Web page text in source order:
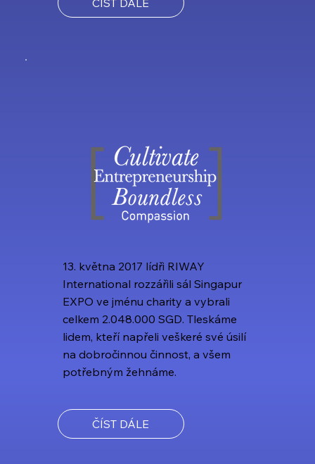
ČÍST DÁLE
13. května 2017 lídři RIWAY
International rozzářili sál Singapur
EXPO ve jménu charity a vybrali
celkem 2.048.000 SGD. Tleskáme
lidem, kteří napřeli veškeré své úsilí
na dobročinnou činnost, a všem
potřebným žehnáme.
ČÍST DÁLE